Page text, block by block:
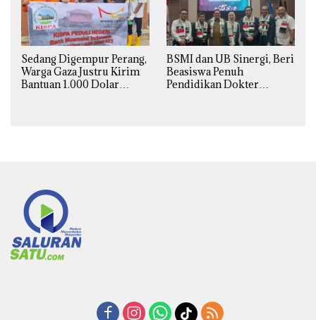
Sedang Digempur Perang,
Warga Gaza Justru Kirim
Bantuan 1.000 Dolar
BSMI dan UB Sinergi, Beri
Beasiswa Penuh
Pendidikan Dokter